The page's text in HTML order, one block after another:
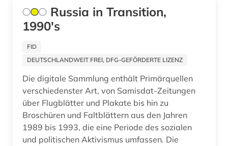
norwegen (1)
osteuropa (3)
palästina (1)
Russia in Transition,
1990's
FID
DEUTSCHLANDWEIT FREI, DFG-GEFÖRDERTE LIZENZ
Die digitale Sammlung enthält Primärquellen
verschiedenster Art, von Samisdat-Zeitungen
über Flugblätter und Plakate bis hin zu
Broschüren und Faltblättern aus den Jahren
1989 bis 1993, die eine Periode des sozialen
und politischen Aktivismus umfassen. Die